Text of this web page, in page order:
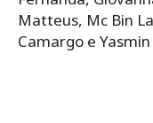
Matteus, Mc Bin
Camargo e